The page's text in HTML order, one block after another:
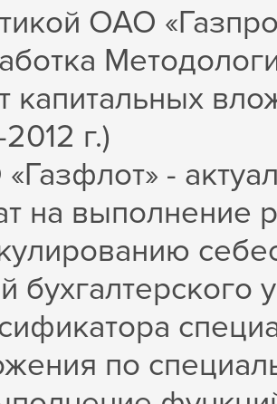
ОАО
капитальных
2012 г.)
-
на выполнение
бухгалтерского
по